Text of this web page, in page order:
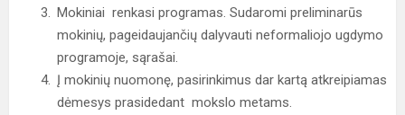
Mokiniai renkasi programas. Sudaromi preliminarūs
mokinių, pageidaujančių dalyvauti neformaliojo ugdymo
programoje, sąrašai.
Į mokinių nuomonę, pasirinkimus dar kartą atkreipiamas
dėmesys prasidedant mokslo metams.